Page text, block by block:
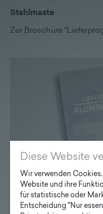
Stahlmaste
Zur Broschüre
Diese Website
Wir verwenden
Website und ihre
für statistische oder
Entscheidung "Nur